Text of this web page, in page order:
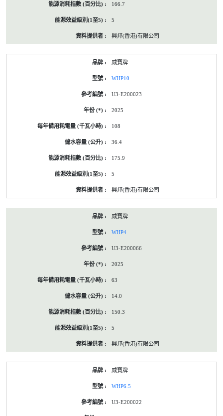
166.7
5
興邦(香港)有限公司
威寶牌
WHP10
U3-E200023
2025
108
36.4
175.9
5
興邦(香港)有限公司
威寶牌
WHP4
U3-E200066
2025
63
14.0
150.3
5
興邦(香港)有限公司
威寶牌
WHP6.5
U3-E200022